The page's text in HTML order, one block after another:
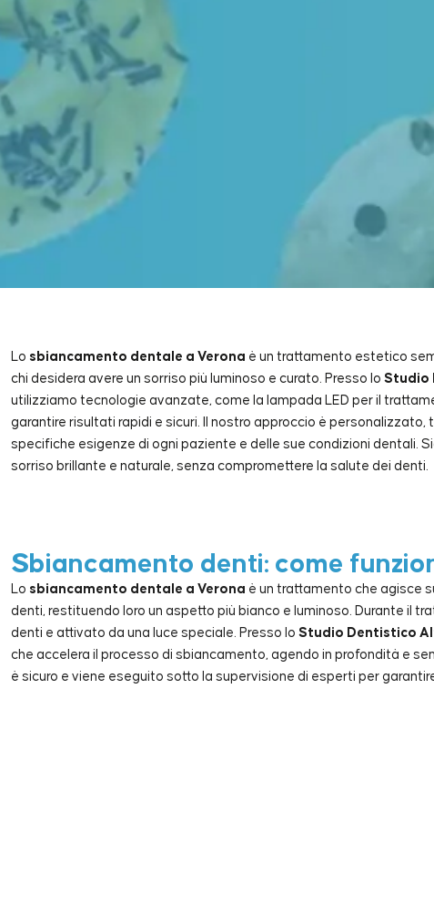
Lo sbiancamento dentale a Verona è un trattamento estetico
chi desidera avere un sorriso più luminoso e curato. Presso lo Studio
utilizziamo tecnologie avanzate, come la lampada LED per il
garantire risultati rapidi e sicuri. Il nostro approccio è personalizzato,
specifiche esigenze di ogni paziente e delle sue condizioni dentali.
sorriso brillante e naturale, senza compromettere la salute dei denti.
Sbiancamento denti: come
Lo sbiancamento dentale a Verona è un trattamento che agisce
denti, restituendo loro un aspetto più bianco e luminoso. Durante il
denti e attivato da una luce speciale. Presso lo Studio Dentistico
che accelera il processo di sbiancamento, agendo in profondità e
è sicuro e viene eseguito sotto la supervisione di esperti per